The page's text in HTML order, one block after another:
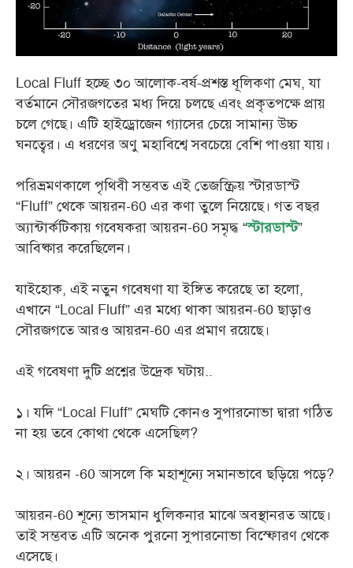
Local Fluff হচ্ছে ৩০ আলোক-বর্ষ-প্রশস্ত ধূলিকণা মেঘ, যা
বর্তমানে সৌরজগতের মধ্য দিয়ে চলছে এবং প্রকৃতপক্ষে প্রায়
চলে গেছে। এটি হাইড্রোজেন গ্যাসের চেয়ে সামান্য উচ্চ
ঘনত্বের। এ ধরণের অণু মহাবিশ্বে সবচেয়ে বেশি পাওয়া যায়।
পরিভ্রমণকালে পৃথিবী সম্ভবত এই তেজস্ক্রিয় স্টারডাস্ট
“Fluff” থেকে আয়রন-60 এর কণা তুলে নিয়েছে। গত বছর
অ্যান্টার্কটিকায় গবেষকরা আয়রন-60 সমৃদ্ধ “স্টারডাস্ট”
আবিষ্কার করেছিলেন।
যাইহোক, এই নতুন গবেষণা যা ইঙ্গিত করেছে তা হলো,
এখানে “Local Fluff” এর মধ্যে থাকা আয়রন-60 ছাড়াও
সৌরজগতে আরও আয়রন-60 এর প্রমাণ রয়েছে।
এই গবেষণা দুটি প্রশ্নের উদ্রেক ঘটায়..
১। যদি “Local Fluff” মেঘটি কোনও সুপারনোভা দ্বারা গঠিত
না হয় তবে কোথা থেকে এসেছিল?
২। আয়রন -60 আসলে কি মহাশূন্যে সমানভাবে ছড়িয়ে পড়ে?
আয়রন-60 শূন্যে ভাসমান ধুলিকনার মাঝে অবস্থানরত আছে।
তাই সম্ভবত এটি অনেক পুরনো সুপারনোভা বিস্ফোরণ থেকে
এসেছে।